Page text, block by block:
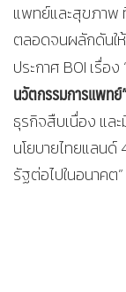
แพทย์และสุขภาพ
ตลอดจนผลักดันใ
ประกาศ BOI เรื่อง
นวัตกรรมการแพทย์
ธุรกิจสืบเนื่อง แล
นโยบายไทยแลนด์
รัฐต่อไปในอนาคต